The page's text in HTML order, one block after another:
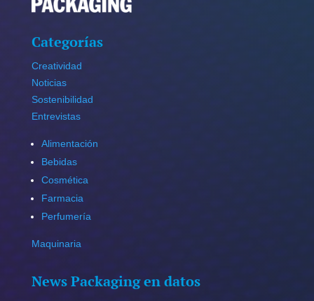
Categorías
Creatividad
Noticias
Sostenibilidad
Entrevistas
Alimentación
Bebidas
Cosmética
Farmacia
Perfumería
Maquinaria
News Packaging en datos